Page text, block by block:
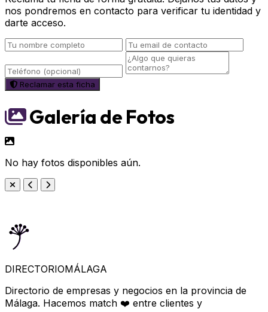
nos pondremos en contacto para verificar tu identidad y
darte acceso.
Reclamar esta ficha
Galería de Fotos
No hay fotos disponibles aún.
DIRECTORIOMÁLAGA
Directorio de empresas y negocios en la provincia de
Málaga. Hacemos match ❤️ entre clientes y